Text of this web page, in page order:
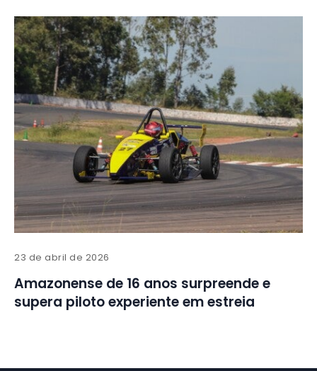
23 de abril de 2026
Amazonense de 16 anos surpreende e
supera piloto experiente em estreia